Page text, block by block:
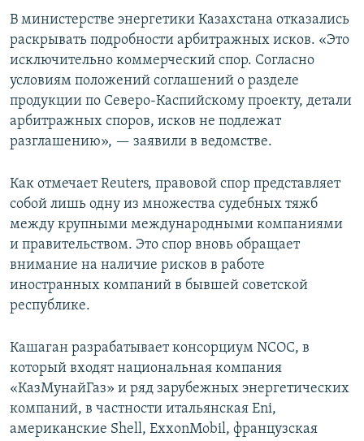
В министерстве энергетики Казахстана отказались
раскрывать подробности арбитражных исков. «Это
исключительно коммерческий спор. Согласно
условиям положений соглашений о разделе
продукции по Северо-Каспийскому проекту, детали
арбитражных споров, исков не подлежат
разглашению», — заявили в ведомстве.
Как отмечает Reuters, правовой спор представляет
собой лишь одну из множества судебных тяжб
между крупными международными компаниями
и правительством. Это спор вновь обращает
внимание на наличие рисков в работе
иностранных компаний в бывшей советской
республике.
Кашаган разрабатывает консорциум NCOC, в
который входят национальная компания
«КазМунайГаз» и ряд зарубежных энергетических
компаний, в частности итальянская Eni,
американские Shell, ExxonMobil, французская